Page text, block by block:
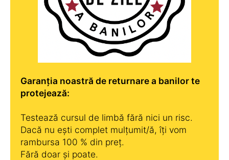
Garanția noastră de returnare a banilor te
protejează:
Testează cursul de limbă fără nici un risc.
Dacă nu ești complet mulțumit/ă, îți vom
rambursa 100 % din preț.
Fără doar și poate.